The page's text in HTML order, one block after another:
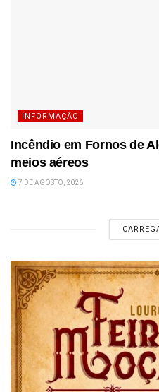
INFORMAÇÃO
Incêndio em Fornos de
meios aéreos
7 DE AGOSTO, 2026